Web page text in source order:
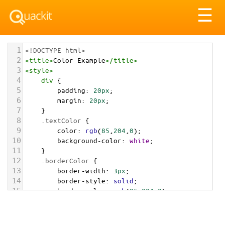
☰
1 <!DOCTYPE html>
2 <title>Color Example</title>
3 <style>
4 div {
5 padding: 20px;
6 margin: 20px;
7 }
8 .textColor {
9 color: rgb(85 204 0);
10 background-color: white;
11 }
12 .borderColor {
13 border-width: 3px;
14 border-style: solid;
15 border-color: rgb(85,204,0);